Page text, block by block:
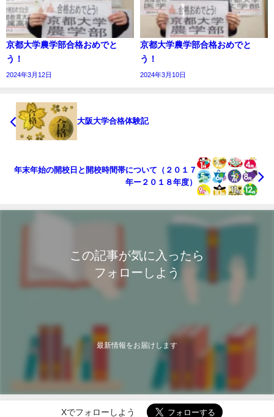
京都大学農学部合格おめでと
う！
2024年3月12日
京都大学農学部合格おめでと
う！
2024年3月10日
大阪大学合格体験記
年末年始の開校日と開校時間帯について（２０１７
年ー２０１８年度）
この記事が気に入ったら
フォローしよう
最新情報をお届けします
Xでフォローしよう